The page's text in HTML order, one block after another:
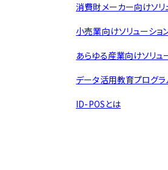
消費財メーカー向けソリ
小売業向けソリューショ
あらゆる産業向けソリュ
データ活用教育プログラ
ID-POSとは